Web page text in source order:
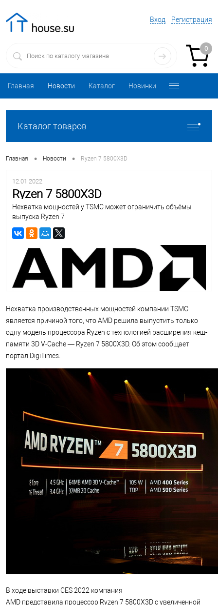
Вход Регистрация
0
Главная Новости Каталог Новинки
Каталог товаров
Главная • Новости • Ryzen 7 5800X3D
12.01.2022
Ryzen 7 5800X3D
Нехватка мощностей у TSMC может ограничить объёмы
выпуска Ryzen 7
Нехватка производственных мощностей компании TSMC
является причиной того, что AMD решила выпустить только
одну модель процессора Ryzen с технологией расширения кеш-
памяти 3D V-Cache — Ryzen 7 5800X3D. Об этом сообщает
портал DigiTimes.
В ходе выставки CES 2022 компания
AMD представила процессор Ryzen 7 5800X3D с увеличенной